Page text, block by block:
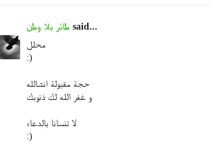
طائر بلا وطن said...
محلل
:)
حجة مقبولة انشالله
و غفر الله لك ذنوبك
لا تنسانا بالدعاء
:)